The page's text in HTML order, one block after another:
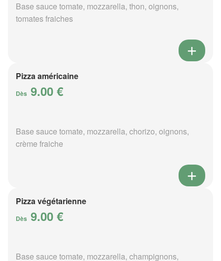
Base sauce tomate, mozzarella, thon, oignons,
tomates fraiches
Pizza américaine
Dès 9.00 €
Base sauce tomate, mozzarella, chorizo, oignons,
crème fraiche
Pizza végétarienne
Dès 9.00 €
Base sauce tomate, mozzarella, champignons,